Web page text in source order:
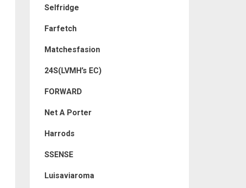
Selfridge
Farfetch
Matchesfasion
24S(LVMH’s EC)
FORWARD
Net A Porter
Harrods
SSENSE
Luisaviaroma